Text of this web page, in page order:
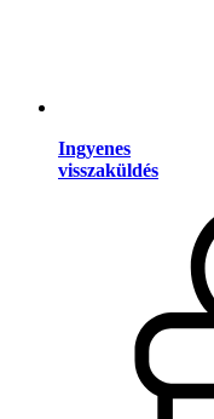
Ingyenes
visszaküldés